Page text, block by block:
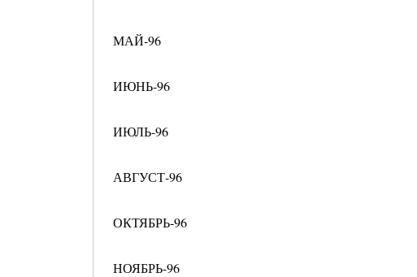
МАЙ-96
ИЮНЬ-96
ИЮЛЬ-96
АВГУСТ-96
ОКТЯБРЬ-96
НОЯБРЬ-96